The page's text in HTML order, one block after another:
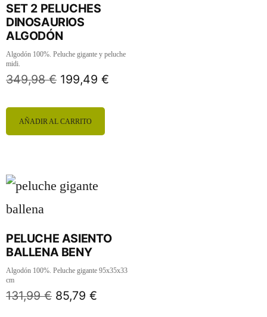
SET 2 PELUCHES
DINOSAURIOS
ALGODÓN
Algodón 100%. Peluche gigante y peluche
midi.
349,98€ 199,49 €
AÑADIR AL CARRITO
PELUCHE ASIENTO
BALLENA BENY
Algodón 100%. Peluche gigante 95x35x33
cm
131,99€ 85,79 €